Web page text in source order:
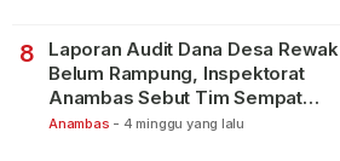
8
Laporan Audit Dana Desa Rewak
Belum Rampung, Inspektorat
Anambas Sebut Tim Sempat
Terbagi Tangani Kasus Lain
Anambas - 4 minggu yang lalu